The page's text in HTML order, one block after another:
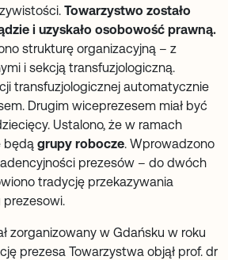
Towarzystwo zostało
i uzyskało osobowość prawną.
strukturę organizacyjną – z
i sekcją transfuzjologiczną.
transfuzjologicznej automatycznie
Drugim wiceprezesem miał być
Ustalono, że w ramach
będą grupy robocze. Wprowadzono
prezesów – do dwóch
tradycję przekazywania
zorganizowany w Gdańsku w roku
prezesa Towarzystwa objął prof. dr